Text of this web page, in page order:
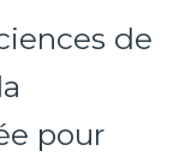
de
pour